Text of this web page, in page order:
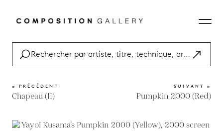
« PRÉCÉDENT
Chapeau (II)
SUIVANT »
Pumpkin 2000 (Red)